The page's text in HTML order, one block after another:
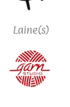
Laine(s)